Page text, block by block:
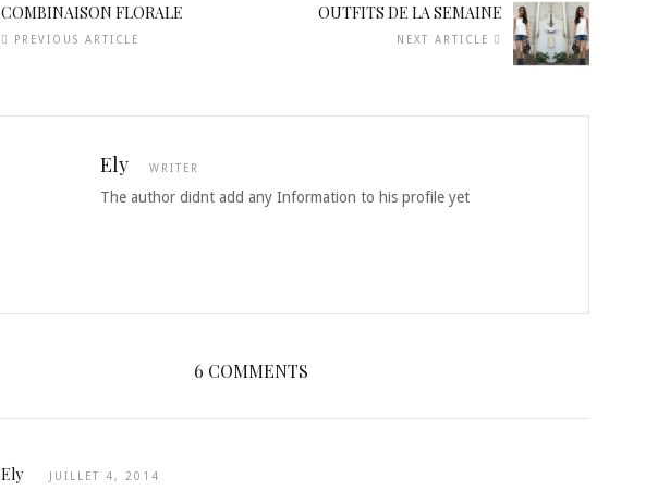
COMBINAISON FLORALE
PREVIOUS ARTICLE
OUTFITS DE LA SEMAINE
NEXT ARTICLE
Ely WRITER
The author didnt add any Information to his profile yet
6 COMMENTS
Ely JUILLET 4, 2014